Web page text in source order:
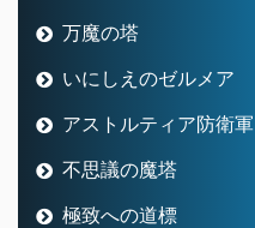
万魔の塔
いにしえのゼルメア
アストルティア防衛軍
不思議の魔塔
極致への道標